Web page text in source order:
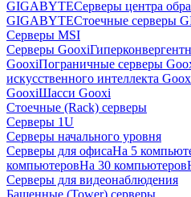
GIGABYTEСерверы центра
GIGABYTEСтоечные серверы
Серверы MSI
Серверы Gooxi
GooxiПограничные серверы
искусственного интеллекта
GooxiШасси Gooxi
Стоечные (Rack) серверы
Серверы 1U
Серверы начального уровня
Серверы для офисаНа 5
компьютеровНа 30 компьютеров
Серверы для видеонаблюдения
Башенные (Tower) серверы